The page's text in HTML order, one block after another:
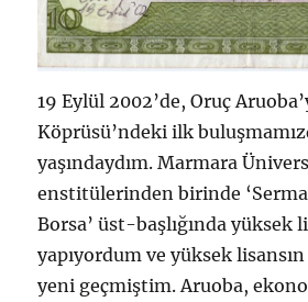
19 Eylül 2002’de, Oruç
Köprüsü’ndeki ilk
yaşındaydım. Marmara
enstitülerinden birinde
Borsa’ üst-başlığında yüksek
yapıyordum ve yüksek
yeni geçmiştim. Aruoba,